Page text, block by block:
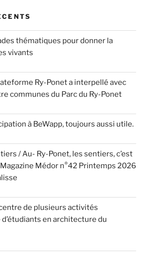
thématiques pour donner la
vivants
Ry-Ponet a interpellé avec
communes du Parc du Ry-Ponet
à BeWapp, toujours aussi utile.
/ Au- Ry-Ponet, les sentiers, c’est
Magazine Médor n°42 Printemps 2026
de plusieurs activités
d’étudiants en architecture du